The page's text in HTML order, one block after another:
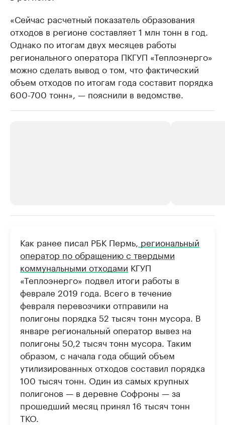
«Сейчас расчетный показатель образования
отходов в регионе составляет 1 млн тонн в год.
Однако по итогам двух месяцев работы
регионального оператора ПКГУП «Теплоэнерго»
можно сделать вывод о том, что фактический
объем отходов по итогам года составит порядка
600-700 тонн», — пояснили в ведомстве.
Крупные организации в
нефтегазовой промышленности
Найдите и проверьте данные в каталоге
Как ранее писал РБК Пермь, региональный
оператор по обращению с твердыми
коммунальными отходами КГУП
«Теплоэнерго» подвел итоги работы в
феврале 2019 года. Всего в течение
февраля перевозчики отправили на
полигоны порядка 52 тысяч тонн мусора. В
январе региональный оператор вывез на
полигоны 50,2 тысяч тонн мусора. Таким
образом, с начала года общий объем
утилизированных отходов составил порядка
100 тысяч тонн. Один из самых крупных
полигонов — в деревне Софроны — за
прошедший месяц принял 16 тысяч тонн
ТКО.